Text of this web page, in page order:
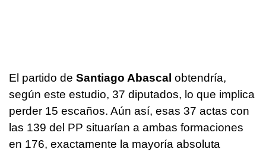
El partido de Santiago Abascal obtendría,
según este estudio, 37 diputados, lo que implica
perder 15 escaños. Aún así, esas 37 actas con
las 139 del PP situarían a ambas formaciones
en 176, exactamente la mayoría absoluta